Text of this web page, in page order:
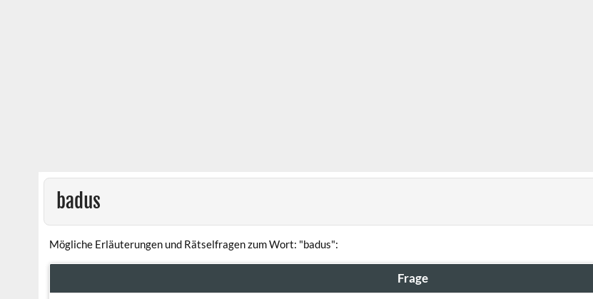
badus
Mögliche Erläuterungen und Rätselfragen zum Wort: "badus":
Frage